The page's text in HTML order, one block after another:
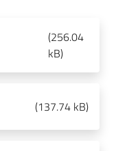
(256.04
kB)
(137.74 kB)